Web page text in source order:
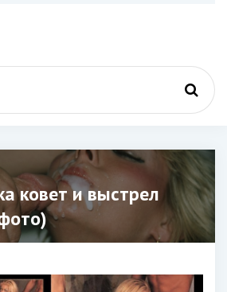
ковет и выстрел